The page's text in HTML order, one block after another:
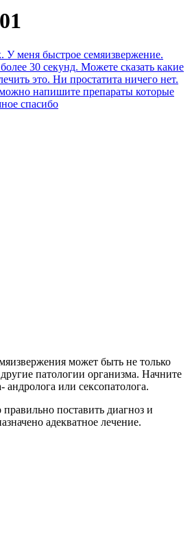
У меня быстрое семяизвержение.
30 секунд. Можете сказать какие
это. Ни простатита ничего нет.
напишите препараты которые
спасибо
может быть не только
патологии организма. Начните
андролога или сексопатолога.
поставить диагноз и
адекватное лечение.